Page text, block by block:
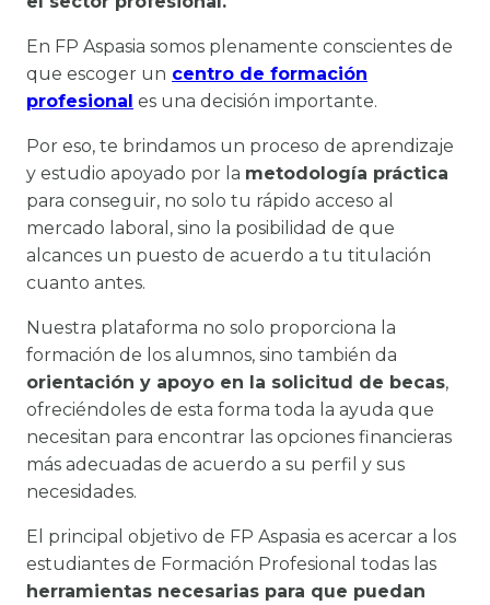
En FP Aspasia somos plenamente conscientes de
que escoger un centro de formación
profesional es una decisión importante.
Por eso, te brindamos un proceso de aprendizaje
y estudio apoyado por la metodología práctica
para conseguir, no solo tu rápido acceso al
mercado laboral, sino la posibilidad de que
alcances un puesto de acuerdo a tu titulación
cuanto antes.
Nuestra plataforma no solo proporciona la
formación de los alumnos, sino también da
orientación y apoyo en la solicitud de becas,
ofreciéndoles de esta forma toda la ayuda que
necesitan para encontrar las opciones financieras
más adecuadas de acuerdo a su perfil y sus
necesidades.
El principal objetivo de FP Aspasia es acercar a los
estudiantes de Formación Profesional todas las
herramientas necesarias para que puedan